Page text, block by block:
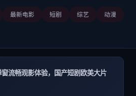
最新电影 短剧 综艺 动漫
流畅观影体验，国产短剧欧美大片